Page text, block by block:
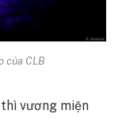
của CLB
vương miện